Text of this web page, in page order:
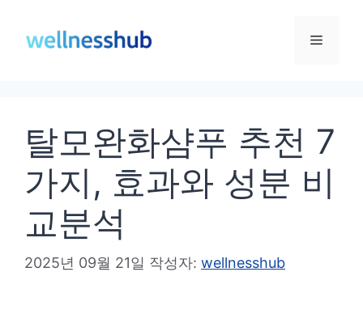
메
탈모완화샴푸 추천 7
가지, 효과와 성분 비
교분석
2025년 09월 21일 작성자: wellnesshub